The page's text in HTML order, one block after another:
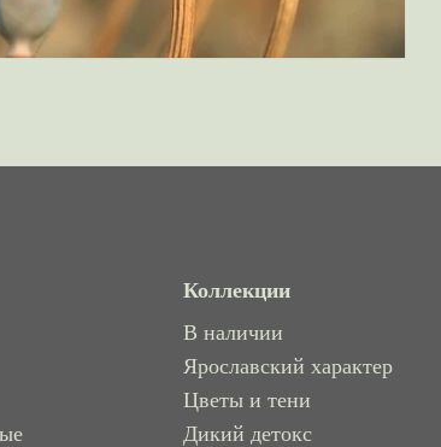
Коллекции
В наличии
Ярославский характер
Цветы и тени
Дикий детокс